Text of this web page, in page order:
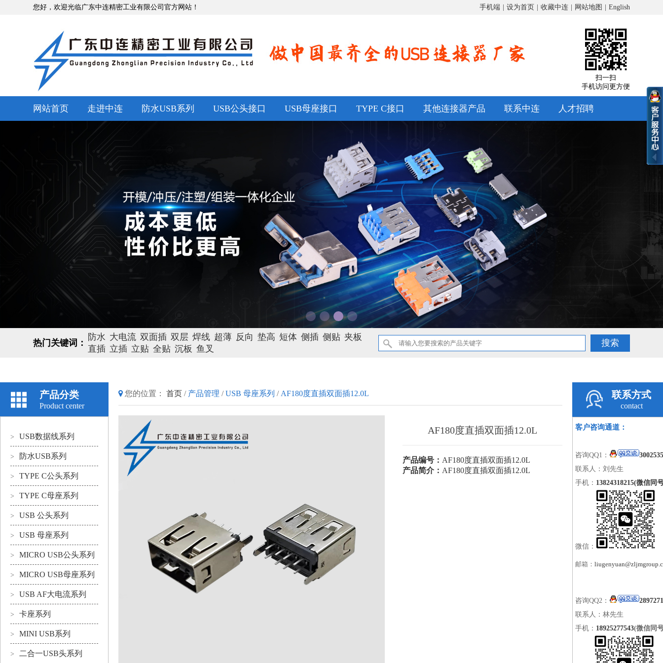
您好，欢迎光临广东中连精密工业有限公司官方网站！ 手机端 设为首页 收藏中连 网站地图 English
扫一扫
手机访问更方便
网站首页 走进中连 防水USB系列 USB公头接口 USB母座接口 TYPE C接口 其他连接器产品 联系中连 人才招聘
热门关键词：
防水 大电流 双面插 双层 焊线 超薄 反向 垫高 短体 侧插 侧贴 夹板
直插 立插 立贴 全贴 沉板 鱼叉
产品分类
Product center
> USB数据线系列
> 防水USB系列
> TYPE C公头系列
> TYPE C母座系列
> USB 公头系列
> USB 母座系列
> MICRO USB公头系列
> MICRO USB母座系列
> USB AF大电流系列
> 卡座系列
> MINI USB系列
> 二合一USB头系列
您的位置： 首页 / 产品管理 / USB 母座系列 / AF180度直插双面插12.0L
AF180度直插双面插12.0L
产品编号： AF180度直插双面插12.0L
产品简介： AF180度直插双面插12.0L
联系方式
contact
客户咨询通道：
咨询QQ1：
联系人：刘先生
手机： 13824318215(微信同
微信：
邮箱：
咨询QQ2：
联系人：林先生
手机： 18925277543(微信同